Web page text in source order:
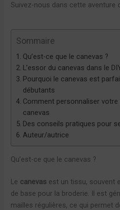
Suivez-nous dans cette aventure
Sommaire
Qu’est-ce que le canevas ?
L’essor du canevas dans le
Pourquoi le canevas est
débutants
Comment personnaliser
canevas
Des conseils pratiques pour
Auteur/autrice
Qu’est-ce que le canevas ?
Le canevas est un tissu, souvent
de base pour la broderie. Il est
mailles régulières, ce qui permet